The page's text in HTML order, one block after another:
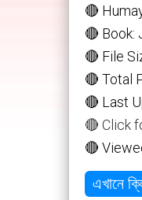
🔴
🔴 Book:
🔴 File
🔴 Total
🔴 Last
🔴 Click
🔴
এখানে